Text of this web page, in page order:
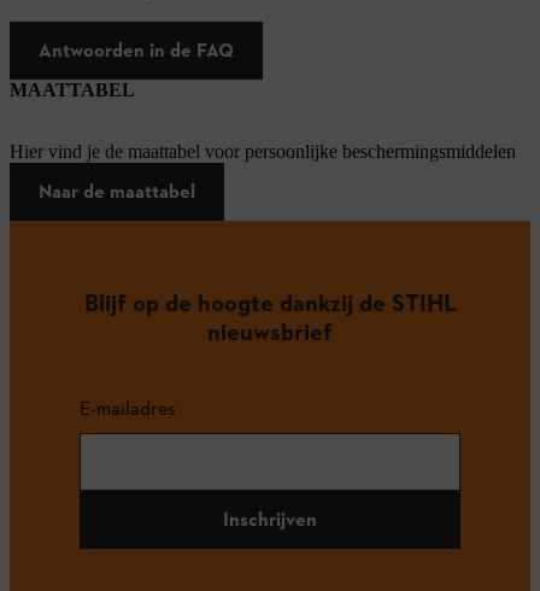
Antwoorden in de FAQ
MAATTABEL
Hier vind je de maattabel voor persoonlijke beschermingsmiddelen
Naar de maattabel
Blijf op de hoogte dankzij de STIHL
nieuwsbrief
E-mailadres
Inschrijven